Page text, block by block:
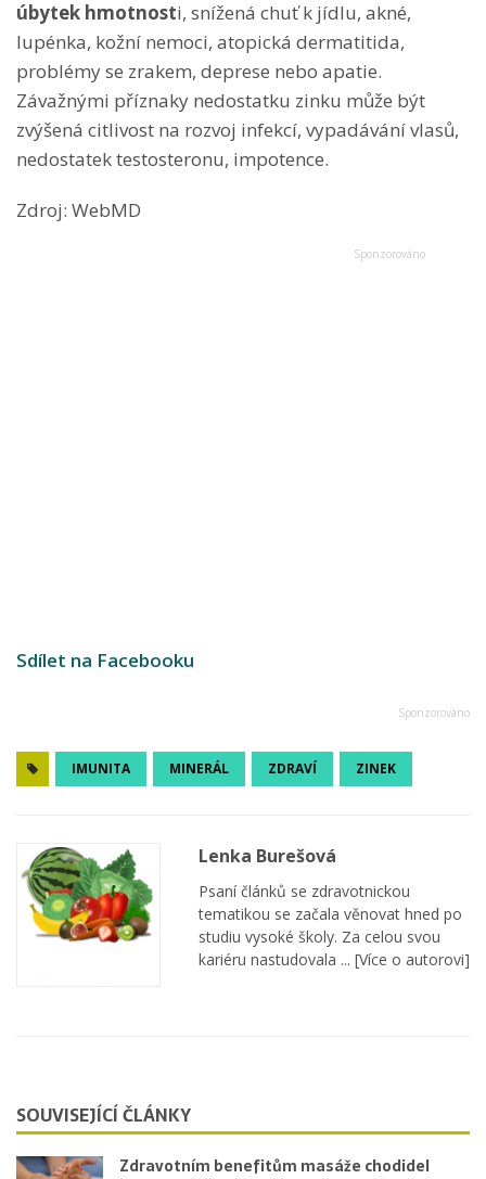
úbytek hmotnosti, snížená chuť k jídlu, akné,
lupénka, kožní nemoci, atopická dermatitida,
problémy se zrakem, deprese nebo apatie.
Závažnými příznaky nedostatku zinku může být
zvýšená citlivost na rozvoj infekcí, vypadávání vlasů,
nedostatek testosteronu, impotence.
Zdroj: WebMD
Sdílet na Facebooku
IMUNITA MINERÁL ZDRAVÍ ZINEK
Lenka Burešová
Psaní článků se zdravotnickou
tematikou se začala věnovat hned po
studiu vysoké školy. Za celou svou
kariéru nastudovala ... [Více o autorovi]
SOUVISEJÍCÍ ČLÁNKY
Zdravotním benefitům masáže chodidel